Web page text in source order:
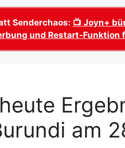
2026?
2026
Fußball WM
WM 2026
Termine,
WM 2026
WM 2026
Spielort
Senderchaos: 📺 Joyn+
und Restart-
am